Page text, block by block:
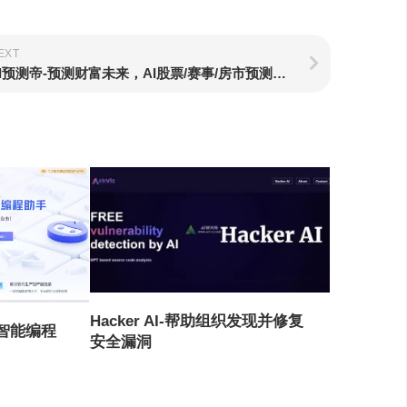
AI预测帝-预测财富未来，AI股票/赛事/房市预测神器！
能编程
Hacker AI-帮助组织发现并修复
安全漏洞